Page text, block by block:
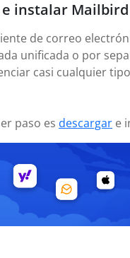
e instalar Mailbird
de correo
unificada o por
casi cualquier
paso es descargar e